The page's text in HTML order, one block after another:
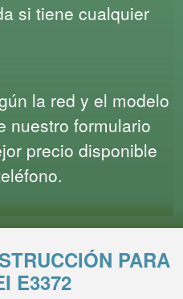
si tiene cualquier
la red y el modelo
nuestro formulario
precio disponible
PARA
E3372